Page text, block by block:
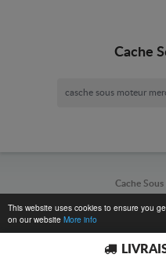
This website uses cookies to ensure you
on our website More info
Cache
casche sous moteur
Cache